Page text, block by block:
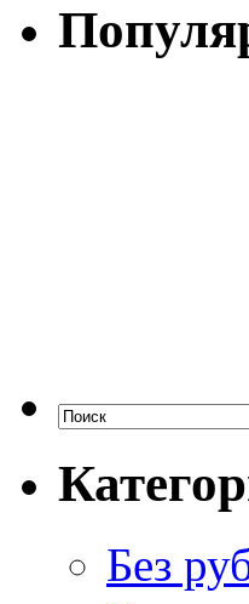
Без